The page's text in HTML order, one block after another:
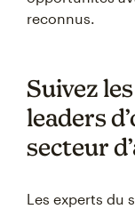
reconnus.
Suivez
leaders
secteur
Les experts du